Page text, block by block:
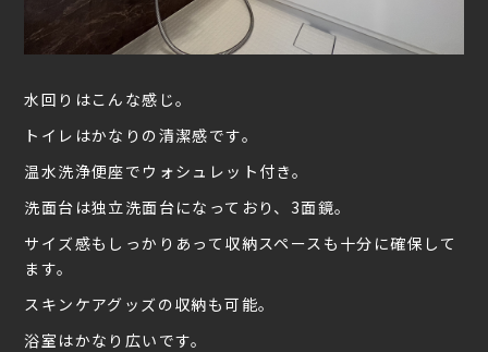
水回りはこんな感じ。
トイレはかなりの清潔感です。
温水洗浄便座でウォシュレット付き。
洗面台は独立洗面台になっており、3面鏡。
サイズ感もしっかりあって収納スペースも十分に確保して
ます。
スキンケアグッズの収納も可能。
浴室はかなり広いです。